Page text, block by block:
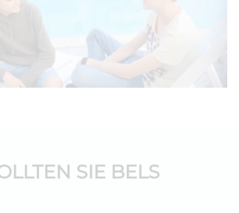
SIE BELS